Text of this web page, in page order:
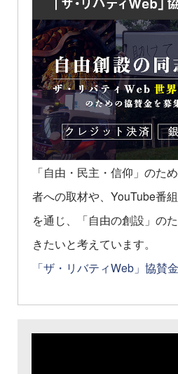
「自由・民主・信仰」のた
者への取材や、YouTube番
を通じ、「自由の創設」の
きたいと考えています。
「ザ・リバティWeb」協賛